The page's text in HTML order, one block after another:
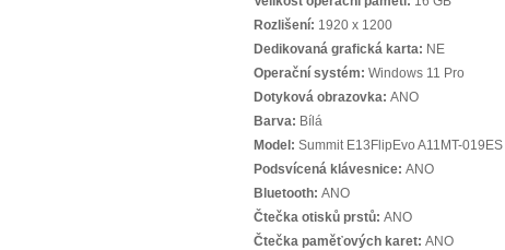
Rozlišení: 1920 x 1200
Dedikovaná grafická karta: NE
Operační systém: Windows 11 Pro
Dotyková obrazovka: ANO
Barva: Bílá
Model: Summit E13FlipEvo A11MT-019ES
Podsvícená klávesnice: ANO
Bluetooth: ANO
Čtečka otisků prstů: ANO
Čtečka paměťových karet: ANO